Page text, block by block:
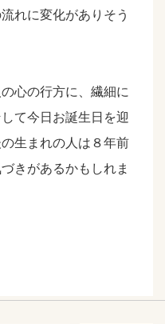
れに変化がありそう
心の行方に、繊細に
て今日お誕生日を迎
生まれの人は８年前
きがあるかもしれま